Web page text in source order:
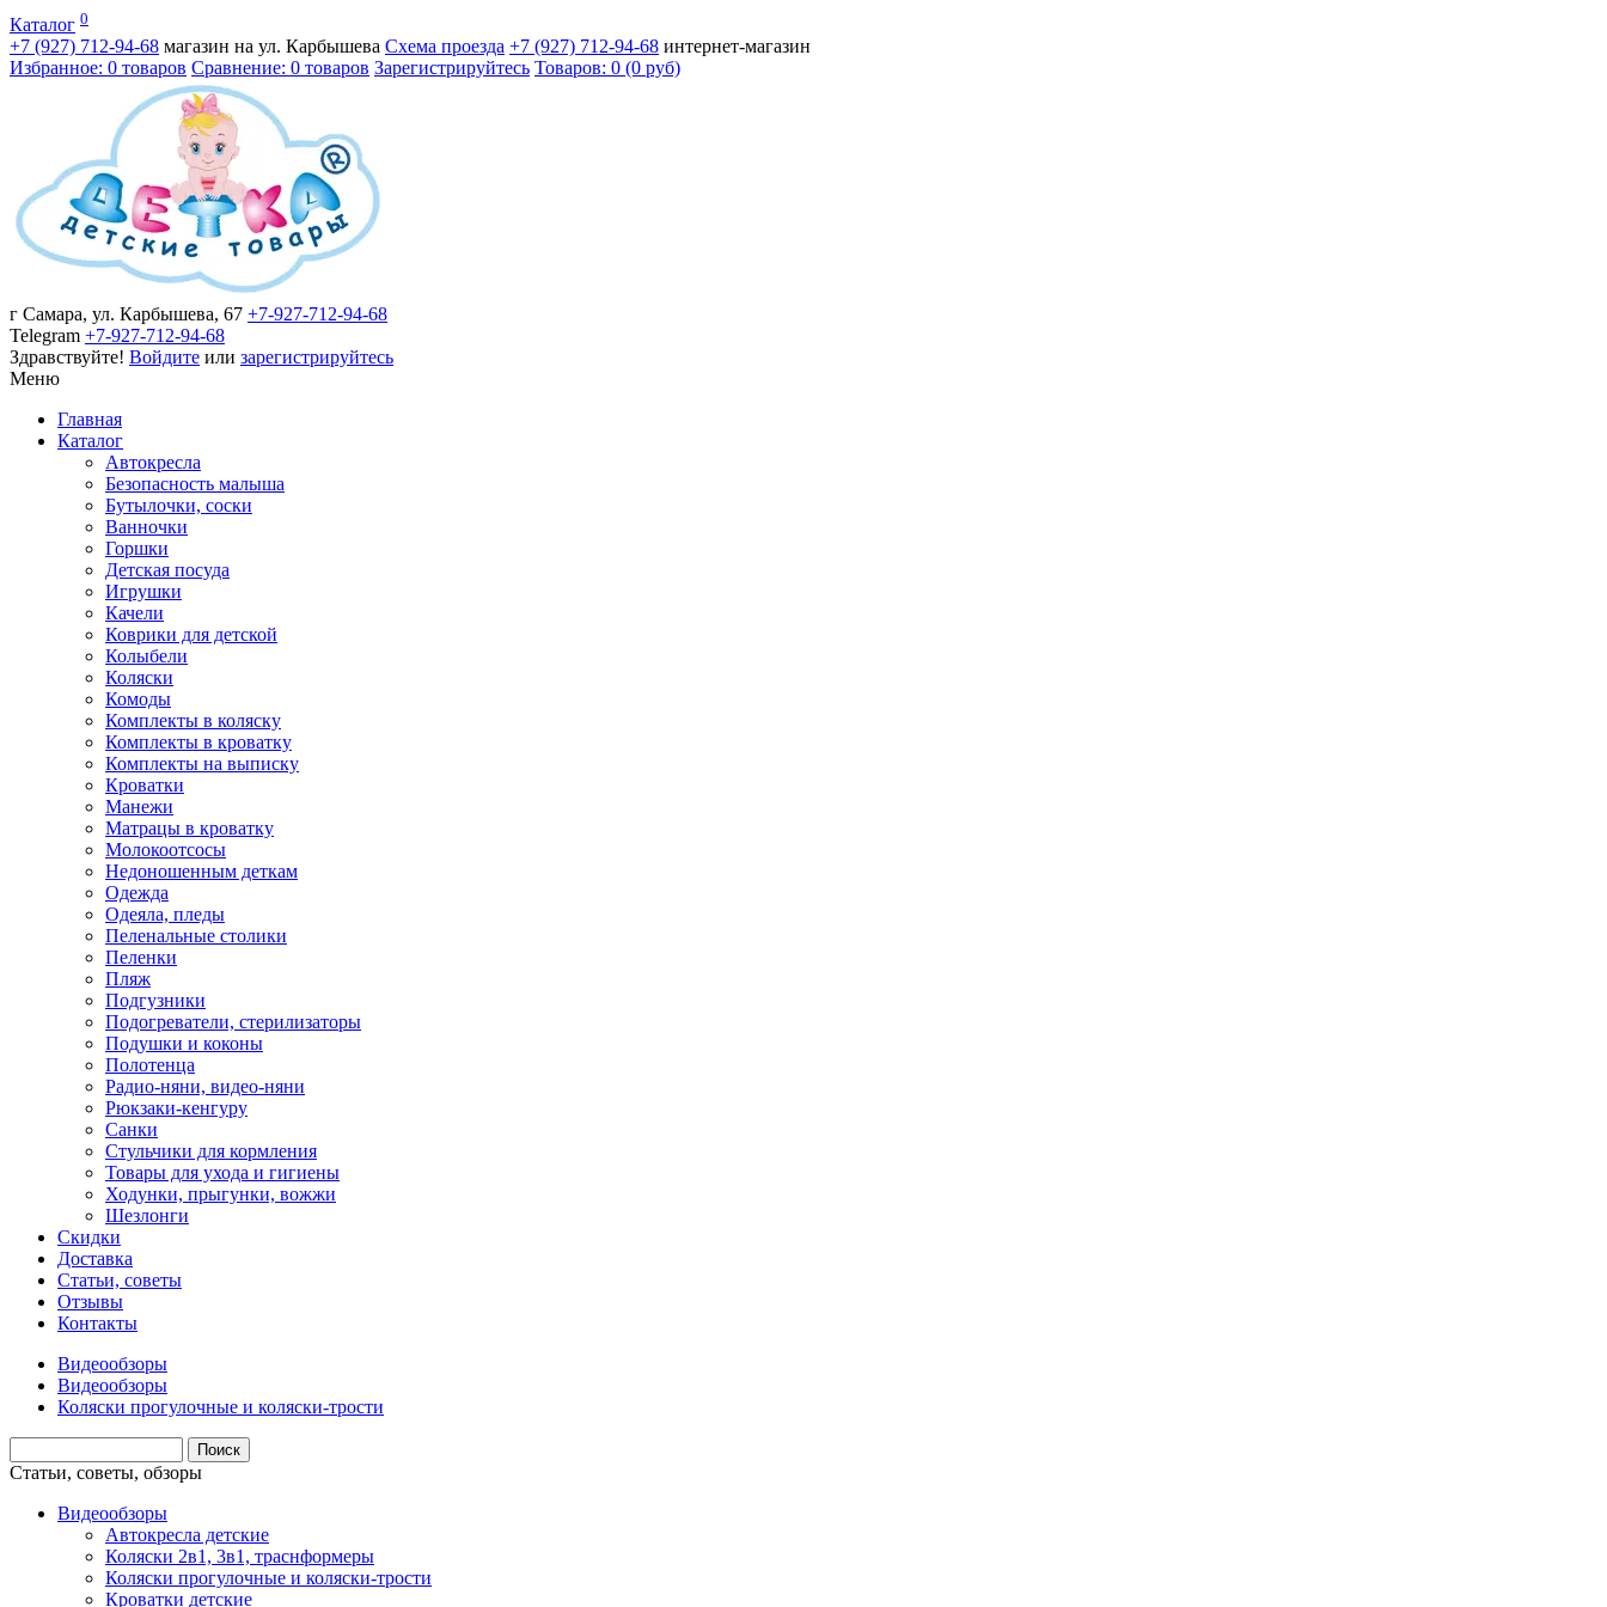
Каталог 0
+7 (927) 712-94-68 магазин на ул. Карбышева Схема проезда +7 (927) 712-94-68 интернет-магазин
Избранное: 0 товаров Сравнение: 0 товаров Зарегистрируйтесь Товаров: 0 (0 руб)
г Самара, ул. Карбышева, 67 +7-927-712-94-68
Telegram +7-927-712-94-68
Здравствуйте! Войдите или зарегистрируйтесь
Меню
Главная
Каталог
Автокресла
Безопасность малыша
Бутылочки, соски
Ванночки
Горшки
Детская посуда
Игрушки
Качели
Коврики для детской
Колыбели
Коляски
Комоды
Комплекты в коляску
Комплекты в кроватку
Комплекты на выписку
Кроватки
Манежи
Матрацы в кроватку
Молокоотсосы
Недоношенным деткам
Одежда
Одеяла, пледы
Пеленальные столики
Пеленки
Пляж
Подгузники
Подогреватели, стерилизаторы
Подушки и коконы
Полотенца
Радио-няни, видео-няни
Рюкзаки-кенгуру
Санки
Стульчики для кормления
Товары для ухода и гигиены
Ходунки, прыгунки, вожжи
Шезлонги
Скидки
Доставка
Статьи, советы
Отзывы
Контакты
Видеообзоры
Видеообзоры
Коляски прогулочные и коляски-трости
Статьи, советы, обзоры
Видеообзоры
Автокресла детские
Коляски 2в1, 3в1, траснформеры
Коляски прогулочные и коляски-трости
Кроватки детские